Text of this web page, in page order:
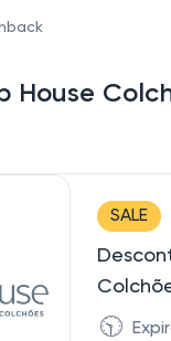
House
SALE
🕥